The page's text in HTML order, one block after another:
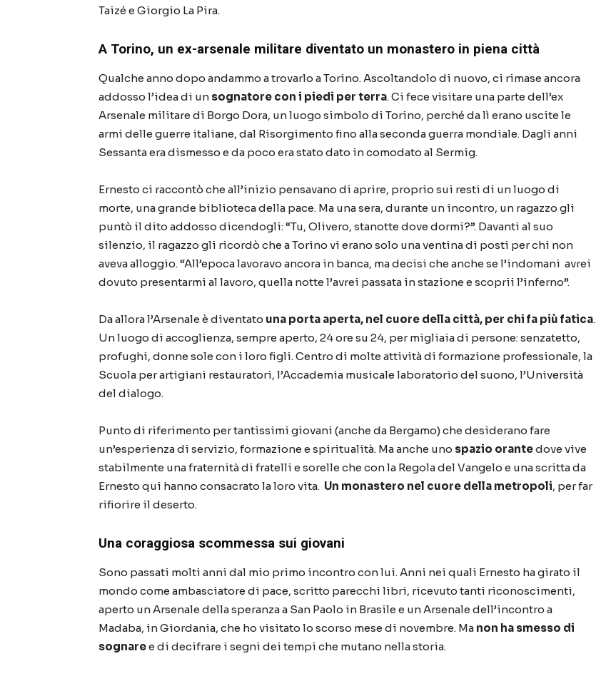
Taizé e Giorgio La Pira.
A Torino, un ex-arsenale militare diventato un monastero in piena città
Qualche anno dopo andammo a trovarlo a Torino. Ascoltandolo di nuovo, ci rimase ancora
addosso l’idea di un sognatore con i piedi per terra. Ci fece visitare una parte dell’ex
Arsenale militare di Borgo Dora, un luogo simbolo di Torino, perché da lì erano uscite le
armi delle guerre italiane, dal Risorgimento fino alla seconda guerra mondiale. Dagli anni
Sessanta era dismesso e da poco era stato dato in comodato al Sermig.
Ernesto ci raccontò che all’inizio pensavano di aprire, proprio sui resti di un luogo di
morte, una grande biblioteca della pace. Ma una sera, durante un incontro, un ragazzo gli
puntò il dito addosso dicendogli: “Tu, Olivero, stanotte dove dormi?”. Davanti al suo
silenzio, il ragazzo gli ricordò che a Torino vi erano solo una ventina di posti per chi non
aveva alloggio. “All’epoca lavoravo ancora in banca, ma decisi che anche se l’indomani avrei
dovuto presentarmi al lavoro, quella notte l’avrei passata in stazione e scoprii l’inferno”.
Da allora l’Arsenale è diventato una porta aperta, nel cuore della città, per chi fa più fatica.
Un luogo di accoglienza, sempre aperto, 24 ore su 24, per migliaia di persone: senzatetto,
profughi, donne sole con i loro figli. Centro di molte attività di formazione professionale, la
Scuola per artigiani restauratori, l’Accademia musicale laboratorio del suono, l’Università
del dialogo.
Punto di riferimento per tantissimi giovani (anche da Bergamo) che desiderano fare
un’esperienza di servizio, formazione e spiritualità. Ma anche uno spazio orantedove vive
stabilmente una fraternità di fratelli e sorelle che con la Regola del Vangelo e una scritta da
Ernesto qui hanno consacrato la loro vita. Un monastero nel cuore della metropoli, per far
rifiorire il deserto.
Una coraggiosa scommessa sui giovani
Sono passati molti anni dal mio primo incontro con lui. Anni nei quali Ernesto ha girato il
mondo come ambasciatore di pace, scritto parecchi libri, ricevuto tanti riconoscimenti,
aperto un Arsenale della speranza a San Paolo in Brasile e un Arsenale dell’incontro a
Madaba, in Giordania, che ho visitato lo scorso mese di novembre. Ma non ha smesso di
sognaree di decifrare i segni dei tempi che mutano nella storia.